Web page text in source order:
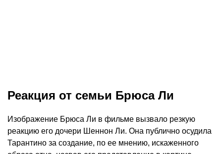
Реакция от семьи Брюса Ли
Изображение Брюса Ли в фильме вызвало резкую
реакцию его дочери Шеннон Ли. Она публично осудила
Тарантино за создание, по ее мнению, искаженного